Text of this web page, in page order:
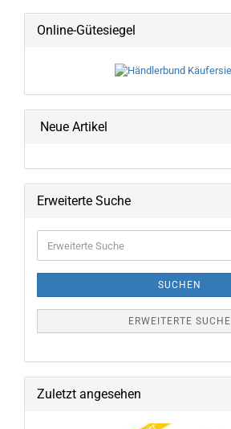
Online-Gütesiegel
Neue Artikel
Erweiterte Suche
Suche
SUCHEN
ERWEITERTE SUCHE
Zuletzt angesehen